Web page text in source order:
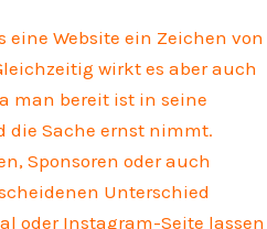
eine Website ein Zeichen von
wirkt es aber auch
man bereit ist in seine
die Sache ernst nimmt.
Sponsoren oder auch
Unterschied
oder Instagram-Seite lassen